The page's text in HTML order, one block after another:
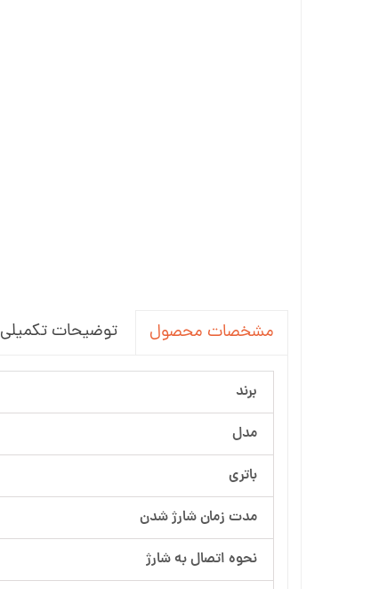
مشخصات محصول توضیحات تکمیلی
برند
مدل
باتری
مدت زمان شارژ شدن
نحوه اتصال به شارژ